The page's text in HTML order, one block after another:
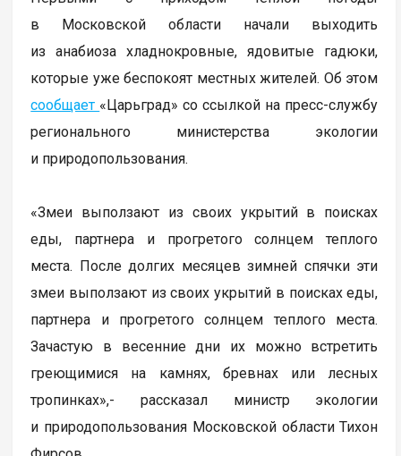
в Московской области начали выходить
из анабиоза хладнокровные, ядовитые гадюки,
которые уже беспокоят местных жителей. Об этом
сообщает «Царьград» со ссылкой на пресс-службу
регионального министерства экологии
и природопользования.
«Змеи выползают из своих укрытий в поисках
еды, партнера и прогретого солнцем теплого
места. После долгих месяцев зимней спячки эти
змеи выползают из своих укрытий в поисках еды,
партнера и прогретого солнцем теплого места.
Зачастую в весенние дни их можно встретить
греющимися на камнях, бревнах или лесных
тропинках»,- рассказал министр экологии
и природопользования Московской области Тихон